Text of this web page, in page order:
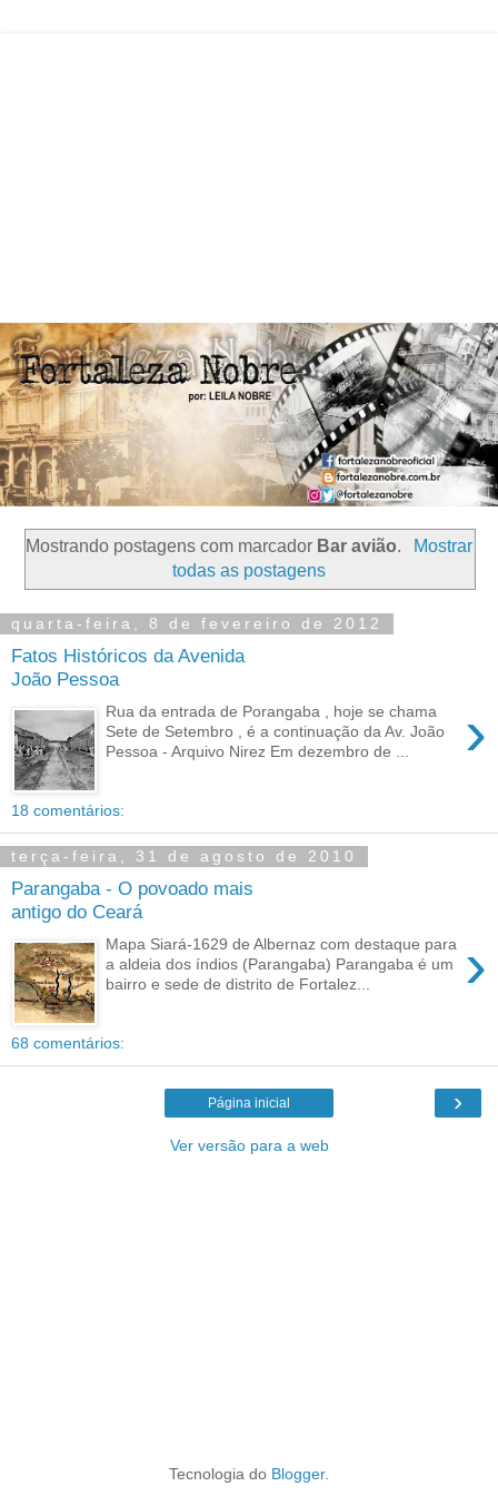
Mostrando postagens com marcador Bar avião.
Mostrar
todas as postagens
quarta-feira, 8 de fevereiro de 2012
Fatos Históricos da Avenida
João Pessoa
›
Rua da entrada de Porangaba , hoje se chama
Sete de Setembro , é a continuação da Av. João
Pessoa - Arquivo Nirez Em dezembro de ...
18 comentários:
terça-feira, 31 de agosto de 2010
Parangaba - O povoado mais
antigo do Ceará
›
Mapa Siará-1629 de Albernaz com destaque para
a aldeia dos índios (Parangaba) Parangaba é um
bairro e sede de distrito de Fortalez...
68 comentários:
›
Página inicial
Ver versão para a web
Tecnologia do Blogger.